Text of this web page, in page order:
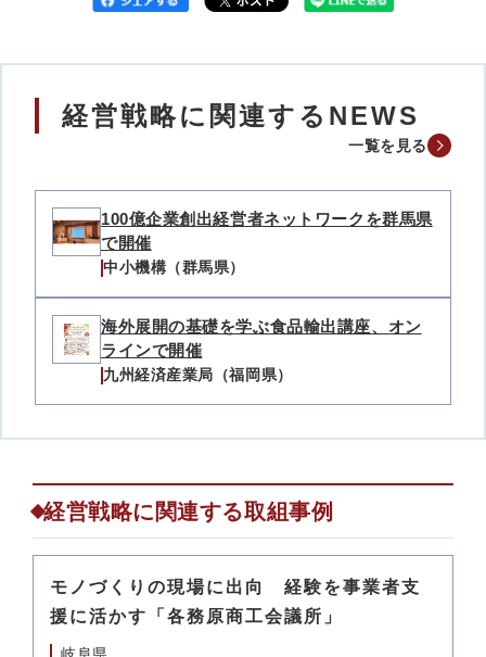
経営戦略に関連するNEWS
一覧を見る
100億企業創出経営者ネットワークを群馬県
で開催
中小機構（群馬県）
海外展開の基礎を学ぶ食品輸出講座、オン
ラインで開催
九州経済産業局（福岡県）
経営戦略に関連する取組事例
モノづくりの現場に出向 経験を事業者支
援に活かす「各務原商工会議所」